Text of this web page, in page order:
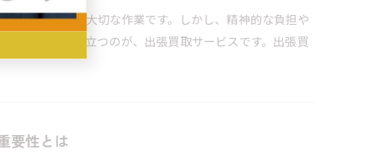
々を整理する大切な作業です。しかし、精神的な負担や
そんな時に役立つのが、出張買取サービスです。出張買
要性とは